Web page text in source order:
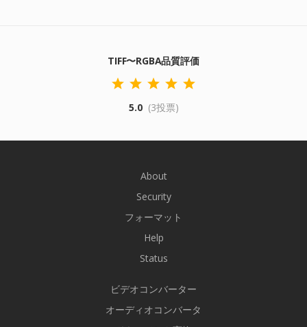
TIFF〜RGBA品質評価
5.0 (3投票)
About
Security
フォーマット
Help
Status
ビデオコンバーター
オーディオコンバータ